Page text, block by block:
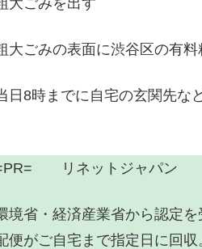
大ごみを出す
大ごみの表面に渋谷区の有料
日8時までに自宅の玄関先な
リネットジャパン
境省・経済産業省から認定
便がご自宅まで指定日に回収